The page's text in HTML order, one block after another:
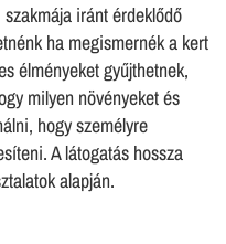
iránt érdeklődő
ha megismernék a kert
élményeket gyűjthetnek,
milyen növényeket és
hogy személyre
A látogatás hossza
alapján.